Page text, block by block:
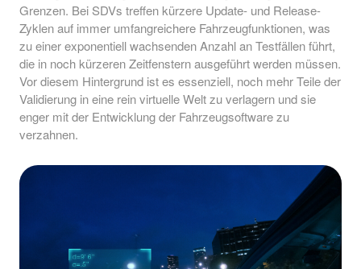
Grenzen. Bei SDVs treffen kürzere Update- und Release-
Zyklen auf immer umfangreichere Fahrzeugfunktionen, was
zu einer exponentiell wachsenden Anzahl an Testfällen führt,
die in noch kürzeren Zeitfenstern ausgeführt werden müssen.
Vor diesem Hintergrund ist es essenziell, noch mehr Teile der
Validierung in eine rein virtuelle Welt zu verlagern und sie
enger mit der Entwicklung der Fahrzeugsoftware zu
verzahnen.